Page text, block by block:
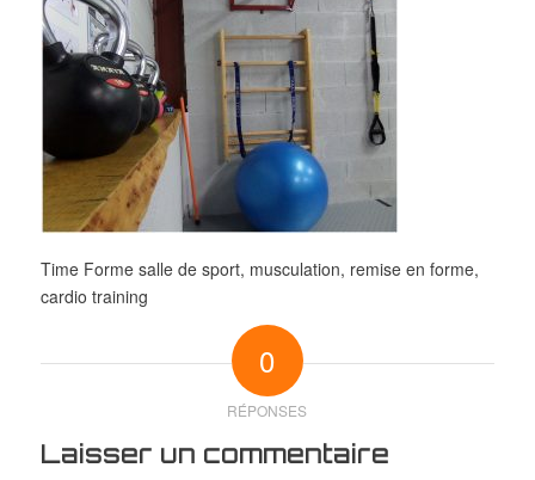
Time Forme salle de sport, musculation, remise en forme,
cardio training
0
RÉPONSES
Laisser un commentaire